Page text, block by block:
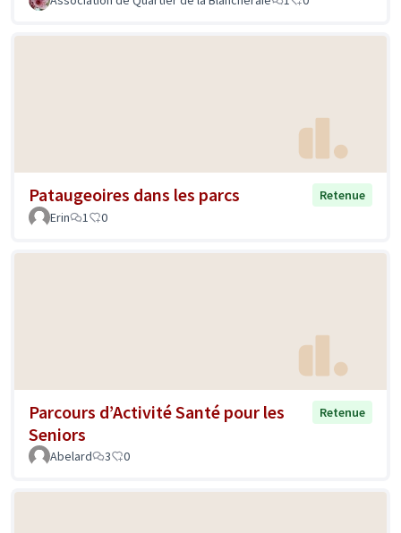
Pataugeoires dans les parcs
Retenue
Erin
1 0
Parcours d’Activité Santé pour les
Seniors
Retenue
Abelard 3 0